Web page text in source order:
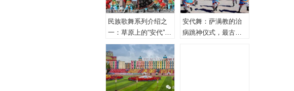
民族歌舞系列介绍之
一：草原上的“安代”和
安代舞
安代舞：萨满教的治
病跳神仪式，最古老